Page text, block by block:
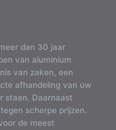
dan 30 jaar
van aluminium
van zaken, een
afhandeling van uw
staan. Daarnaast
scherpe prijzen.
de meest